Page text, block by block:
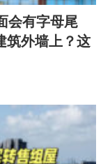
会有字母尾
筑外墙上？这